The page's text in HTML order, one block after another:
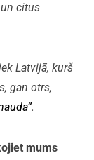
citus
Latvijā, kurš
gan otrs,
.
mums